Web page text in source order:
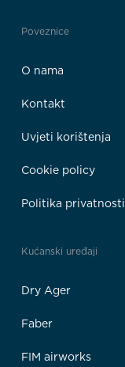
Poveznice
O nama
Kontakt
Uvjeti korištenja
Cookie policy
Politika privatnosti
Kućanski uređaji
Dry Ager
Faber
FIM airworks